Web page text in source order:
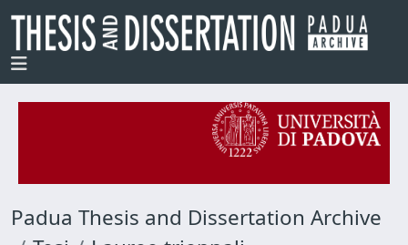
Padua Thesis and Dissertation Archive